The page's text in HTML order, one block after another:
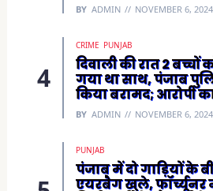
BY ADMIN NOVEMBER 6, 2024
CRIME PUNJAB
दिवाली की रात 2
गया था साथ, पंजाब
किया बरामद; आरोपी
BY ADMIN NOVEMBER 6, 2024
PUNJAB
पंजाब में दो गाड़ियों के
एयरबैग खुले, फॉर्च्यूनर